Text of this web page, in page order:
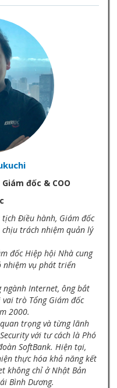
đốc & COO
tịch Điều hành, Giám đốc
chịu trách nhiệm quản lý
đốc Hiệp hội Nhà cung
nhiệm vụ phát triển
Internet, ông bắt
trò Tổng Giám đốc
2000.
trọng và từng lãnh
với tư cách là Phó
SoftBank. Hiện tại,
thực hóa khả năng kết
không chỉ ở Nhật Bản
Bình Dương.